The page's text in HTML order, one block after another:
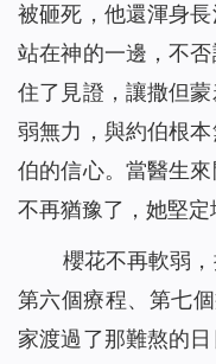
被砸死，他還渾身
站在神的一邊，不
住了見證，讓撒但
弱無力，與約伯根
伯的信心。當醫生
不再猶豫了，她堅定
櫻花不再軟弱
第六個療程、第七
家渡過了那難熬的